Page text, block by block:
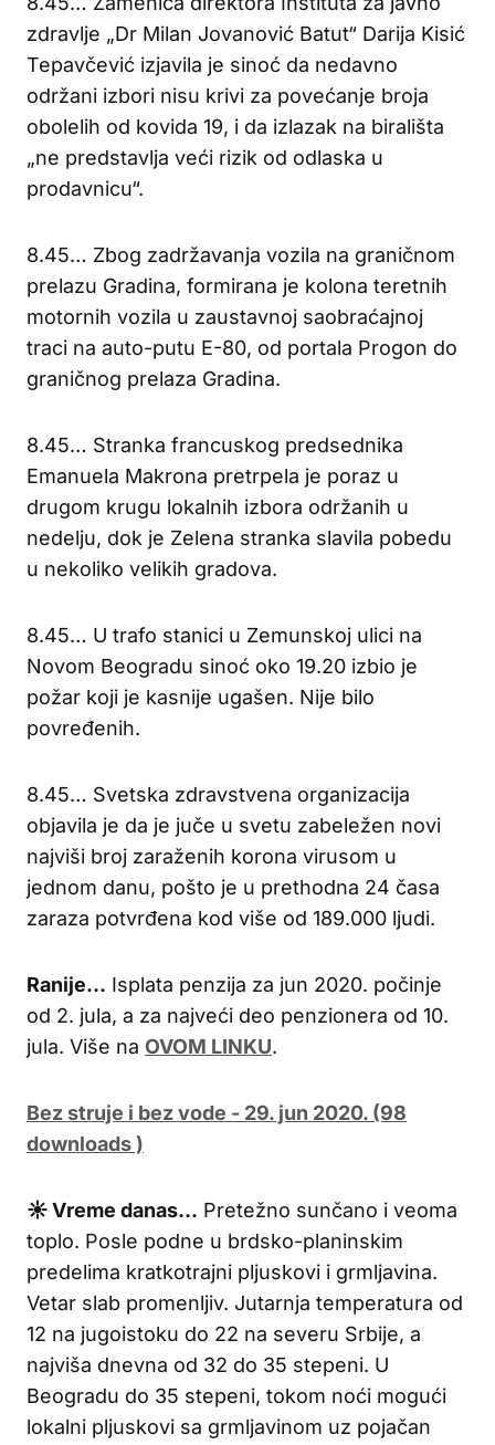
zdravlje „Dr Milan Jovanović Batut“ Darija Kisić
Tepavčević izjavila je sinoć da nedavno
održani izbori nisu krivi za povećanje broja
obolelih od kovida 19, i da izlazak na birališta
„ne predstavlja veći rizik od odlaska u
prodavnicu“.
8.45… Zbog zadržavanja vozila na graničnom
prelazu Gradina, formirana je kolona teretnih
motornih vozila u zaustavnoj saobraćajnoj
traci na auto-putu E-80, od portala Progon do
graničnog prelaza Gradina.
8.45… Stranka francuskog predsednika
Emanuela Makrona pretrpela je poraz u
drugom krugu lokalnih izbora održanih u
nedelju, dok je Zelena stranka slavila pobedu
u nekoliko velikih gradova.
8.45… U trafo stanici u Zemunskoj ulici na
Novom Beogradu sinoć oko 19.20 izbio je
požar koji je kasnije ugašen. Nije bilo
povređenih.
8.45… Svetska zdravstvena organizacija
objavila je da je juče u svetu zabeležen novi
najviši broj zaraženih korona virusom u
jednom danu, pošto je u prethodna 24 časa
zaraza potvrđena kod više od 189.000 ljudi.
Ranije… Isplata penzija za jun 2020. počinje
od 2. jula, a za najveći deo penzionera od 10.
jula. Više na OVOM LINKU.
Bez struje i bez vode - 29. jun 2020. (98
downloads )
☀ Vreme danas… Pretežno sunčano i veoma
toplo. Posle podne u brdsko-planinskim
predelima kratkotrajni pljuskovi i grmljavina.
Vetar slab promenljiv. Jutarnja temperatura od
12 na jugoistoku do 22 na severu Srbije, a
najviša dnevna od 32 do 35 stepeni. U
Beogradu do 35 stepeni, tokom noći mogući
lokalni pljuskovi sa grmljavinom uz pojačan